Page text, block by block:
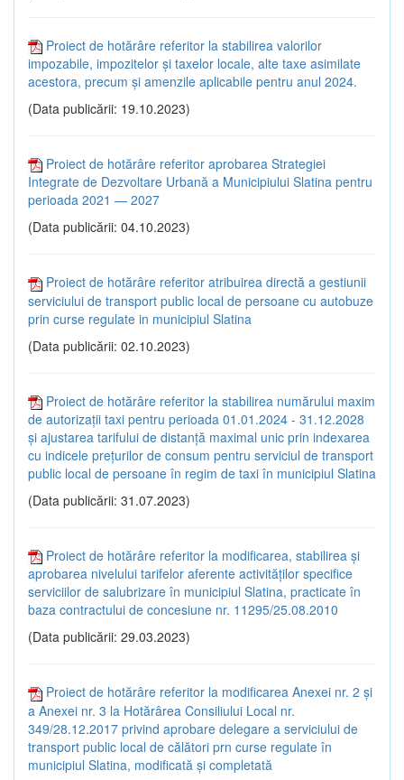
Proiect de hotărâre referitor la stabilirea valorilor
impozabile, impozitelor şi taxelor locale, alte taxe asimilate
acestora, precum şi amenzile aplicabile pentru anul 2024.
(Data publicării: 19.10.2023)
Proiect de hotărâre referitor aprobarea Strategiei
Integrate de Dezvoltare Urbană a Municipiului Slatina pentru
perioada 2021 — 2027
(Data publicării: 04.10.2023)
Proiect de hotărâre referitor atribuirea directă a gestiunii
serviciului de transport public local de persoane cu autobuze
prin curse regulate in municipiul Slatina
(Data publicării: 02.10.2023)
Proiect de hotărâre referitor la stabilirea numărului maxim
de autorizații taxi pentru perioada 01.01.2024 - 31.12.2028
și ajustarea tarifului de distanță maximal unic prin indexarea
cu indicele prețurilor de consum pentru serviciul de transport
public local de persoane în regim de taxi în municipiul Slatina
(Data publicării: 31.07.2023)
Proiect de hotărâre referitor la modificarea, stabilirea și
aprobarea nivelului tarifelor aferente activităților specifice
serviciilor de salubrizare în municipiul Slatina, practicate în
baza contractului de concesiune nr. 11295/25.08.2010
(Data publicării: 29.03.2023)
Proiect de hotărâre referitor la modificarea Anexei nr. 2 și
a Anexei nr. 3 la Hotărârea Consiliului Local nr.
349/28.12.2017 privind aprobare delegare a serviciului de
transport public local de călători prn curse regulate în
municipiul Slatina, modificată și completată